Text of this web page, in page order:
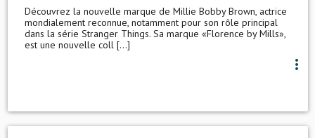
Découvrez la nouvelle marque de Millie Bobby Brown, actrice
mondialement reconnue, notamment pour son rôle principal
dans la série Stranger Things. Sa marque «Florence by Mills»,
est une nouvelle coll [...]
more_vert